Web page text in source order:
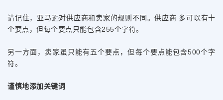
请记住，亚马逊对供应商和卖家的规则不同。供应商 多可以有十
个要点，但每个要点只能包含255个字符。
另一方面，卖家虽只能有五个要点，但每个要点能包含500个字
符。
谨慎地添加关键词